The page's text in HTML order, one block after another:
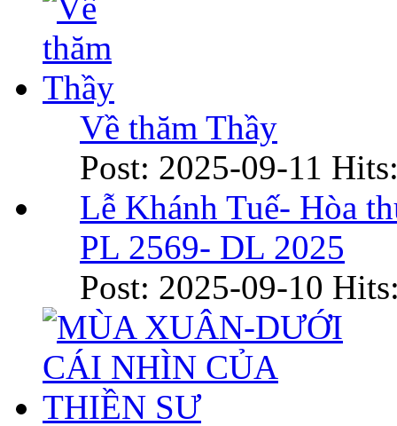
Về thăm Thầy
Post: 2025-09-11
Lễ Khánh Tuế- Hòa
PL 2569- DL 2025
Post: 2025-09-10